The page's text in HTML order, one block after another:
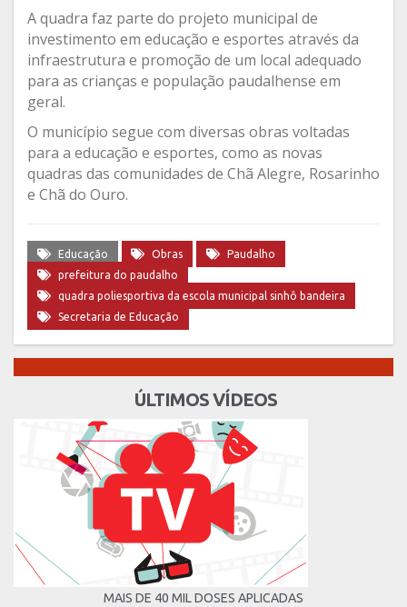
A quadra faz parte do projeto municipal de
investimento em educação e esportes através da
infraestrutura e promoção de um local adequado
para as crianças e população paudalhense em
geral.
O município segue com diversas obras voltadas
para a educação e esportes, como as novas
quadras das comunidades de Chã Alegre, Rosarinho
e Chã do Ouro.
Educação Obras
Paudalho
prefeitura do paudalho
quadra poliesportiva da escola municipal sinhô bandeira
Secretaria de Educação
ÚLTIMOS VÍDEOS
MAIS DE 40 MIL DOSES APLICADAS